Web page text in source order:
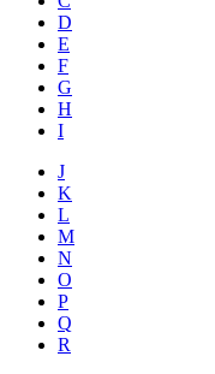
D
E
F
G
H
I
J
K
L
M
N
O
P
Q
R